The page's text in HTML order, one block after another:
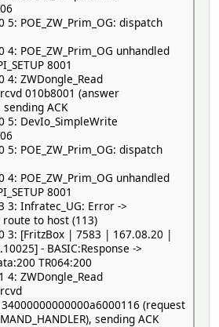
5: POE_ZW_Prim_OG: dispatch
4: POE_ZW_Prim_OG unhandled
8001
4: ZWDongle_Read
rcvd 010b8001 (answer
sending ACK
5: DevIo_SimpleWrite
5: POE_ZW_Prim_OG: dispatch
4: POE_ZW_Prim_OG unhandled
8001
3: Infratec_UG: Error ->
route to host (113)
3: [FritzBox | 7583 | 167.08.20 |
- BASIC:Response ->
TR064:200
4: ZWDongle_Read
(request
sending ACK